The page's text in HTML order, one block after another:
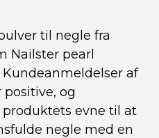
til negle fra
Nailster pearl
af
og
evne til at
negle med en